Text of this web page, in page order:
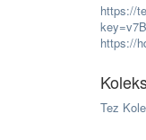
https://
https://
Tez